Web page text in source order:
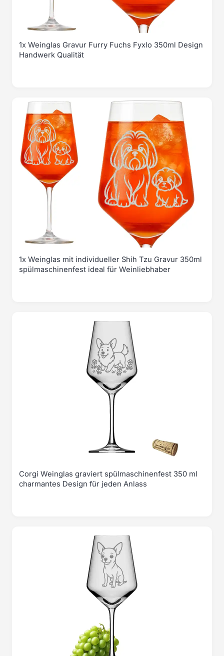
1x Weinglas Gravur Furry Fuchs Fyxlo 350ml Design
Handwerk Qualität
1x Weinglas mit individueller Shih Tzu Gravur 350ml
spülmaschinenfest ideal für Weinliebhaber
Corgi Weinglas graviert spülmaschinenfest 350 ml
charmantes Design für jeden Anlass